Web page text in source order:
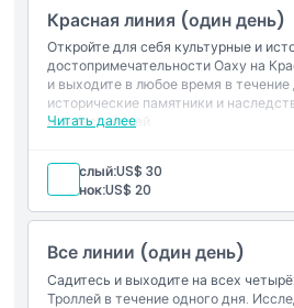
Условия и положения
Политика отмены
Красная линия (один день)
Откройте для себя культурные и
достопримечательности Оаху на
и выходите в любое время в
исторические памятники и
и окрестностей.
Читать далее
Неограниченный проезд с
посадки и высадки на Красной
Транспорт, доступный для
Взрослый:US$ 30
Ребенок:US$ 20
Все линии (один день)
Садитесь и выходите на всех
Троллей в течение одного дня.